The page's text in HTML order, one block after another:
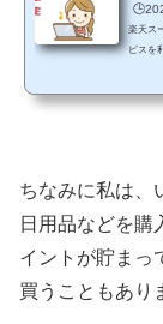
楽天ス
ビスを
ちなみに私は、
日用品などを購
イントが貯まっ
買うこともあり